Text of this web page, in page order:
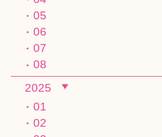
05
06
07
08
2025
01
02